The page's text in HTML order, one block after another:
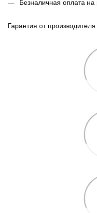
Безналичная оплата
Гарантия от